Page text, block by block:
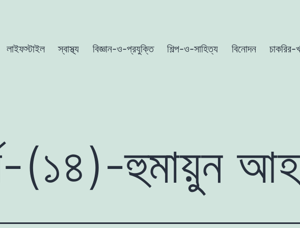
লাইফস্টাইল স্বাস্থ্য বিজ্ঞান-ও-প্রযুক্তি শিল্প-ও-সাহিত্য বিনোদন চাকরির-
(১৪)-হুমায়ুন